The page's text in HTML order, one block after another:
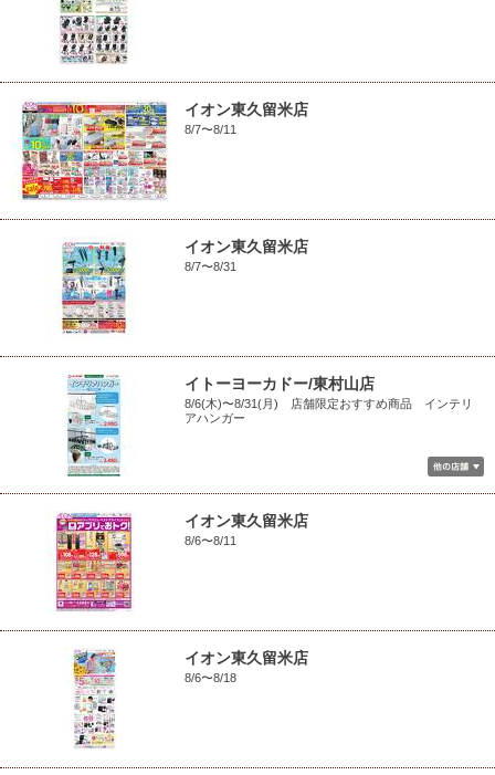
イオン東久留米店
8/7〜8/11
イオン東久留米店
8/7〜8/31
イトーヨーカドー/東村山店
8/6(木)〜8/31(月) 店舗限定おすすめ商品 インテリ
アハンガー
イオン東久留米店
8/6〜8/11
イオン東久留米店
8/6〜8/18